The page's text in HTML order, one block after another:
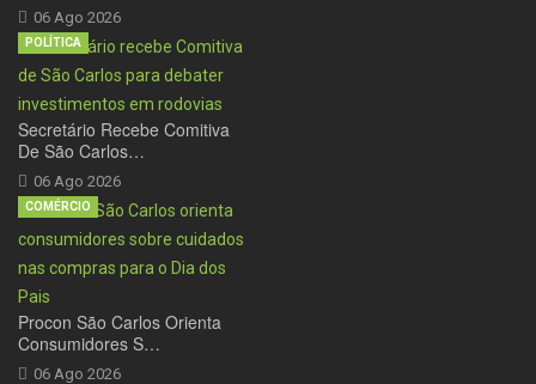
06 Ago 2026
Secretário Recebe Comitiva
De São Carlos…
06 Ago 2026
POLÍTICA
Procon São Carlos Orienta
Consumidores S…
06 Ago 2026
COMÉRCIO